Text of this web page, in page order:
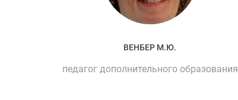
ВЕНБЕР М.Ю.
педагог дополнительного образования